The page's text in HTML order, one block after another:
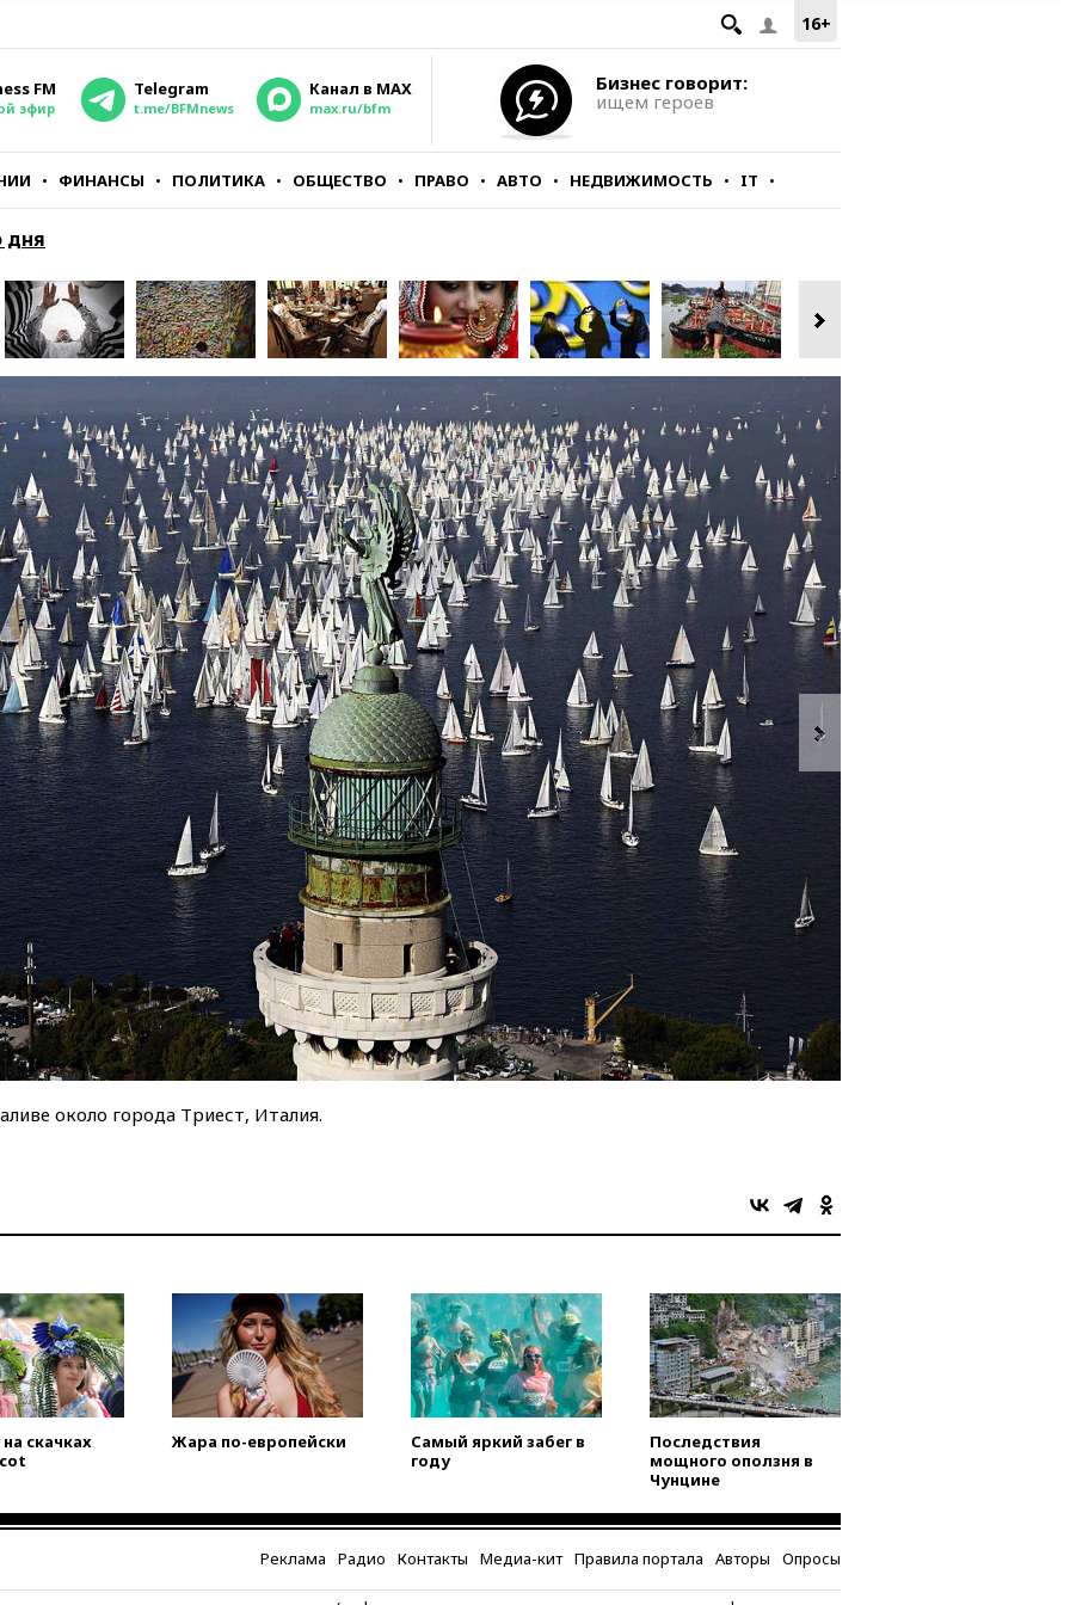
16+
FM
эфир
Telegram
t.me/BFMnews
Канал в MAX
max.ru/bfm
Бизнес говорит:
ищем героев
ФИНАНСЫ ПОЛИТИКА ОБЩЕСТВО ПРАВО АВТО НЕДВИЖИМОСТЬ IT
дня
около города Триест, Италия.
скачках
Жара по-европейски
Самый яркий забег в
году
Последствия
мощного оползня в
Чунцине
Реклама Радио Контакты Медиа-кит Правила портала Авторы Опросы